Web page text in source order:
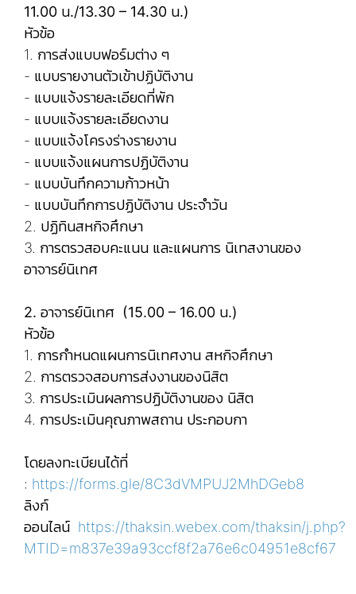
11.00 น./13.30 – 14.30 น.)
หัวข้อ
1. การส่งแบบฟอร์มต่าง ๆ
- แบบรายงานตัวเข้าปฏิบัติงาน
- แบบแจ้งรายละเอียดที่พัก
- แบบแจ้งรายละเอียดงาน
- แบบแจ้งโครงร่างรายงาน
- แบบแจ้งแผนการปฏิบัติงาน
- แบบบันทึกความก้าวหน้า
- แบบบันทึกการปฏิบัติงาน ประจำวัน
2. ปฏิทินสหกิจศึกษา
3. การตรวสอบคะแนน และแผนการ นิเทสงานของ
อาจารย์นิเทศ
2. อาจารย์นิเทศ (15.00 – 16.00 น.)
หัวข้อ
1. การกำหนดแผนการนิเทศงาน สหกิจศึกษา
2. การตรวจสอบการส่งงานของนิสิต
3. การประเมินผลการปฏิบัติงานของ นิสิต
4. การประเมินคุณภาพสถาน ประกอบกา
โดยลงทะเบียนได้ที่
: https://forms.gle/8C3dVMPUJ2MhDGeb8
ลิงก์
ออนไลน์ https://thaksin.webex.com/thaksin/j.php?
MTID=m837e39a93ccf8f2a76e6c04951e8cf67